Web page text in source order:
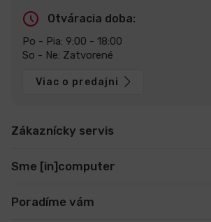
Otváracia doba:
Po - Pia: 9:00 - 18:00
So - Ne: Zatvorené
Viac o predajni
Zákaznícky servis
Sme [in]computer
Poradíme vám